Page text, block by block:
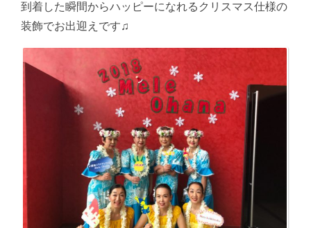
到着した瞬間からハッピーになれるクリスマス仕様の
装飾でお出迎えです♫